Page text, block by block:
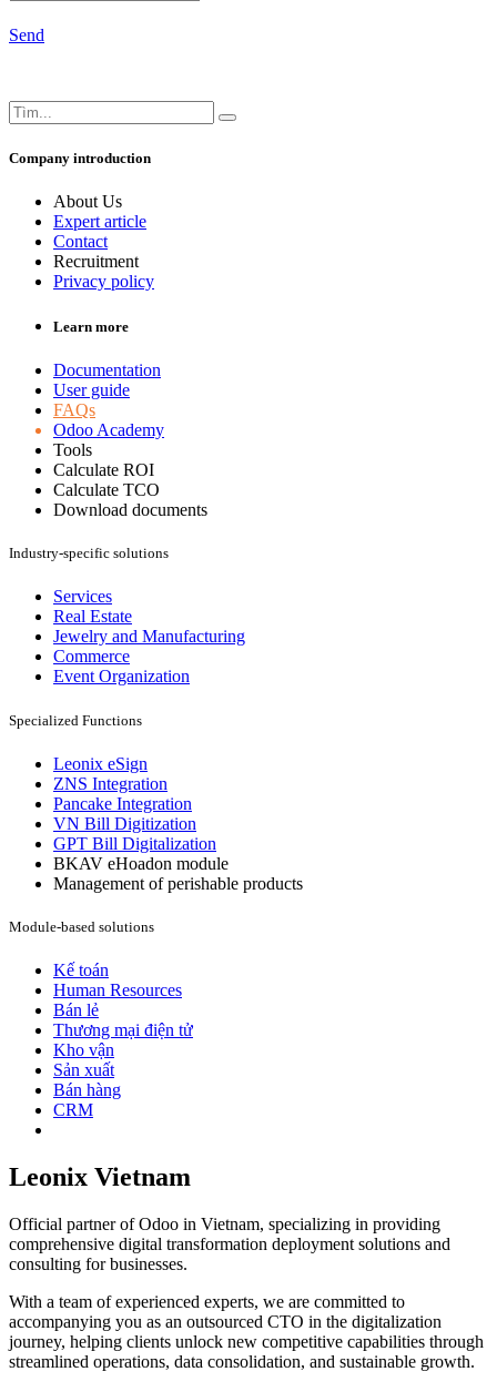
Send
Company introduction
About Us
Expert article
Contact
Recruitment
Privacy policy
Learn more
Documentation
User guide
FAQs
Odoo Academy
Tools
Calculate ROI
Calculate TCO
Download documents
Industry-specific solutions
Services
Real Estate
Jewelry and Manufacturing
Commerce
Event Organization
Specialized Functions
Leonix eSign
ZNS Integration
Pancake Integration
VN Bill Digitization
GPT Bill Digitalization
BKAV eHoadon module
Management of perishable products
Module-based solutions
Kế toán
Human Resources
Bán lẻ
Thương mại điện tử
Kho vận
Sản xuất
Bán hàng
CRM
Leonix Vietnam
Official partner of Odoo in Vietnam, specializing in providing
comprehensive digital transformation deployment solutions and
consulting for businesses.
With a team of experienced experts, we are committed to
accompanying you as an outsourced CTO in the digitalization
journey, helping clients unlock new competitive capabilities through
streamlined operations, data consolidation, and sustainable growth.